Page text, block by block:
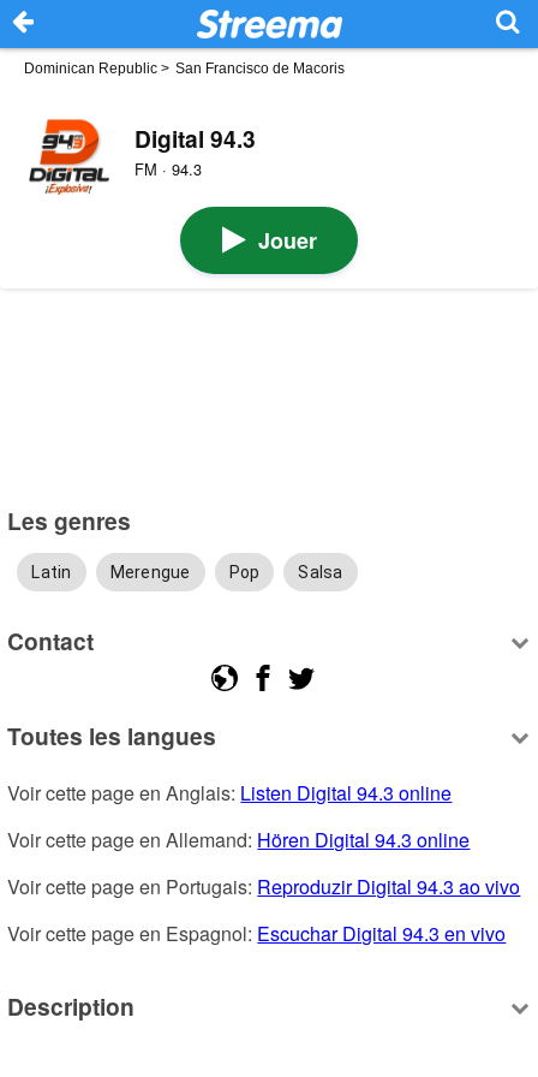
Dominican Republic > San Francisco de Macoris
Digital 94.3
FM · 94.3
Jouer
Les genres
Latin Merengue Pop Salsa
Contact
Toutes les langues
Voir cette page en Anglais: Listen Digital 94.3 online
Voir cette page en Allemand: Hören Digital 94.3 online
Voir cette page en Portugais: Reproduzir Digital 94.3 ao vivo
Voir cette page en Espagnol: Escuchar Digital 94.3 en vivo
Description